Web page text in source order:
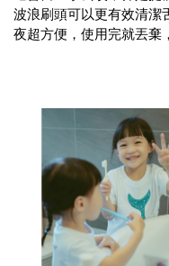
波浪刷頭可以更有效清潔
夜超方便，使用完就丟棄